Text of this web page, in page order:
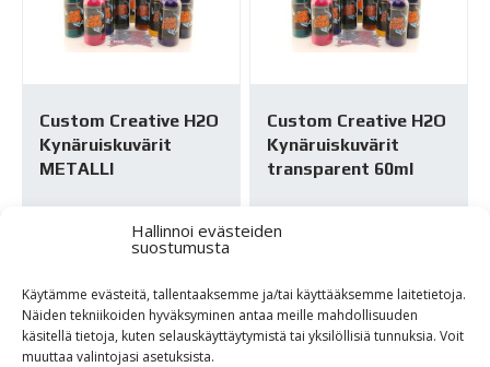
Hallinnoi evästeiden
suostumusta
Käytämme evästeitä, tallentaaksemme ja/tai käyttääksemme laitetietoja.
Näiden tekniikoiden hyväksyminen antaa meille mahdollisuuden
käsitellä tietoja, kuten selauskäyttäytymistä tai yksilöllisiä tunnuksia. Voit
muuttaa valintojasi asetuksista.
Custom Creative H2O
Kynäruiskuvärit
METALLI
Alkuperäinen
hinta
8,50 €.
Nykyinen
hinta
on:
6,00 €.
TUTUSTU
Custom Creative H2O
Kynäruiskuvärit
transparent 60ml
AlkuperäinenNykyinen
TUTUSTU